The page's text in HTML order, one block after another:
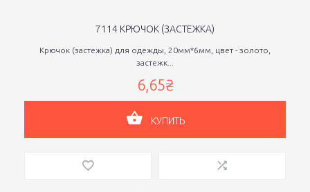
7114 КРЮЧОК (ЗАСТЕЖКА)
Крючок (застежка) для одежды, 20мм*6мм, цвет - золото,
застежк...
6,65₴
КУПИТЬ